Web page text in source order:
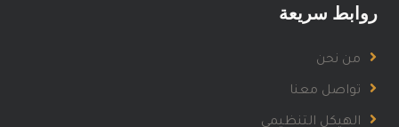
روابط سريعة
من نحن
تواصل معنا
الهيكل التنظيمي